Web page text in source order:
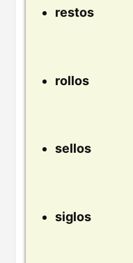
restos
rollos
sellos
siglos